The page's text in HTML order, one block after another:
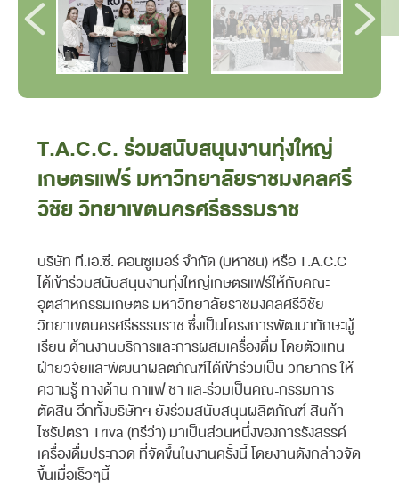
T.A.C.C. ร่วมสนับสนุนงานทุ่งใหญ่
เกษตรแฟร์ มหาวิทยาลัยราชมงคลศรี
วิชัย วิทยาเขตนครศรีธรรมราช
บริษัท ที.เอ.ซี. คอนซูเมอร์ จำกัด (มหาชน) หรือ T.A.C.C
ได้เข้าร่วมสนับสนุนงานทุ่งใหญ่เกษตรแฟร์ให้กับคณะ
อุตสาหกรรมเกษตร มหาวิทยาลัยราชมงคลศรีวิชัย
วิทยาเขตนครศรีธรรมราช ซึ่งเป็นโครงการพัฒนาทักษะผู้
เรียน ด้านงานบริการและการผสมเครื่องดื่ม โดยตัวแทน
ฝ่ายวิจัยและพัฒนาผลิตภัณฑ์ได้เข้าร่วมเป็น วิทยากร ให้
ความรู้ ทางด้าน กาแฟ ชา และร่วมเป็นคณะกรรมการ
ตัดสิน อีกทั้งบริษัทฯ ยังร่วมสนับสนุนผลิตภัณฑ์ สินค้า
ไซรัปตรา Triva (ทรีว่า) มาเป็นส่วนหนึ่งของการรังสรรค์
เครื่องดื่มประกวด ที่จัดขึ้นในงานครั้งนี้ โดยงานดังกล่าวจัด
ขึ้นเมื่อเร็วๆนี้